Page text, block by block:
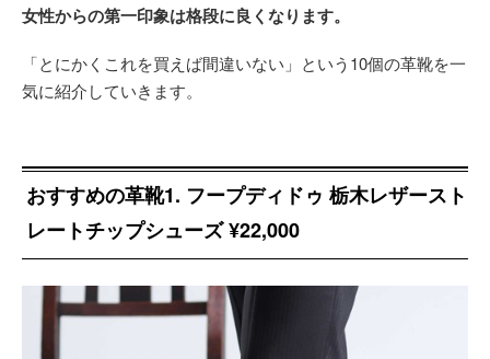
女性からの第一印象は格段に良くなります。
「とにかくこれを買えば間違いない」という10個の革靴を一
気に紹介していきます。
おすすめの革靴1. フープディドゥ 栃木レザースト
レートチップシューズ ¥22,000